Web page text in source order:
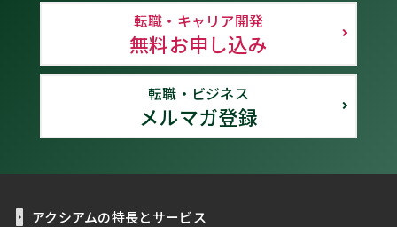
転職・キャリア開発
無料お申し込み
転職・ビジネス
メルマガ登録
アクシアムの特長とサービス